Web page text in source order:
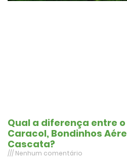
Qual a diferença entre
Caracol, Bondinhos
Cascata?
Nenhum comentário